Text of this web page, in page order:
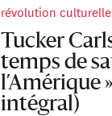
révolution culturelle
Tucker
temps de
l’Amérique
intégral)